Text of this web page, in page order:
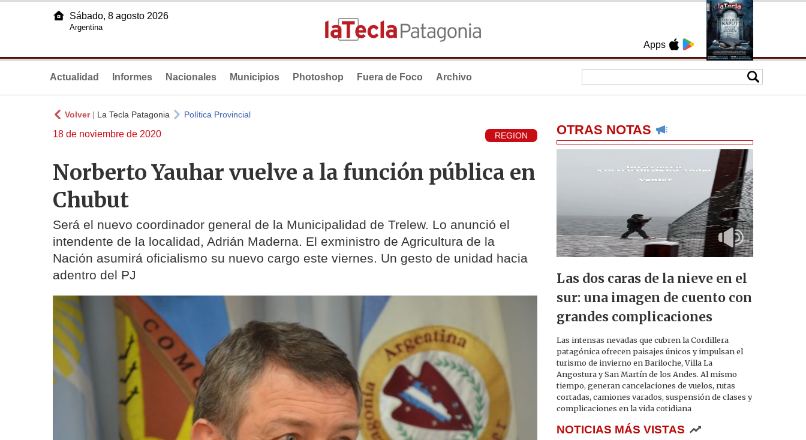
Apps
Sábado, 8 agosto 2026
Argentina
Actualidad Informes Nacionales Municipios Photoshop Fuera de Foco Archivo
Volver| La Tecla Patagonia Política Provincial
18 de noviembre de 2020 REGION
Norberto Yauhar vuelve a la función pública en
Chubut
Será el nuevo coordinador general de la Municipalidad de Trelew. Lo anunció el
intendente de la localidad, Adrián Maderna. El exministro de Agricultura de la
Nación asumirá oficialismo su nuevo cargo este viernes. Un gesto de unidad hacia
adentro del PJ
OTRAS NOTAS
Las dos caras de la nieve en el
sur: una imagen de cuento con
grandes complicaciones
Las intensas nevadas que cubren la Cordillera
patagónica ofrecen paisajes únicos y impulsan el
turismo de invierno en Bariloche, Villa La
Angostura y San Martín de los Andes. Al mismo
tiempo, generan cancelaciones de vuelos, rutas
cortadas, camiones varados, suspensión de clases y
complicaciones en la vida cotidiana
NOTICIAS MÁS VISTAS